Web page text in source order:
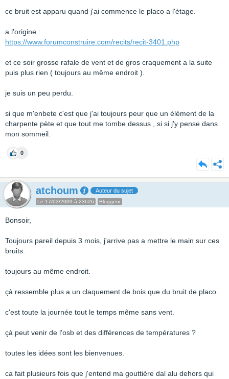
ce bruit est apparu quand j'ai commence le placo a l'étage.
a l'origine :
https://www.forumconstruire.com/recits/recit-3401.php
et ce soir grosse rafale de vent et de gros craquement a la suite
puis plus rien ( toujours au même endroit ).
je suis un peu perdu.
si que m'enbete c'est que j'ai toujours peur que un élément de la
charpente pète et que tout me tombe dessus , si si j'y pense dans
mon sommeil.
0
atchoum Auteur du sujet
Le 17/03/2009 à 23h26 Bloggeur
Bonsoir,
Toujours pareil depuis 3 mois, j'arrive pas a mettre le main sur ces
bruits.
toujours au même endroit.
çà ressemble plus a un claquement de bois que du bruit de placo.
c'est toute la journée tout le temps même sans vent.
çà peut venir de l'osb et des différences de températures ?
toutes les idées sont les bienvenues.
ca fait plusieurs fois que j'entend ma gouttière dal alu dehors qui